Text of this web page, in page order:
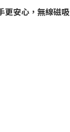
更安心，無線磁吸